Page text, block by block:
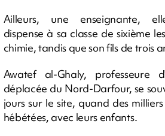
Ailleurs, une enseignante,
dispense à sa classe de sixième
chimie, tandis que son fils de trois
Awatef al-Ghaly, professeure
déplacée du Nord-Darfour, se
jours sur le site, quand des
hébétées, avec leurs enfants.